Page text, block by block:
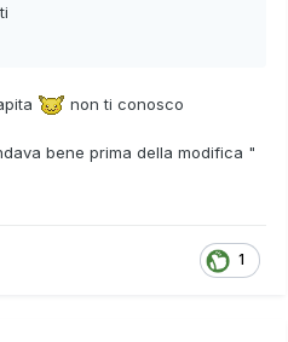
non ti conosco
bene prima della modifica "
1